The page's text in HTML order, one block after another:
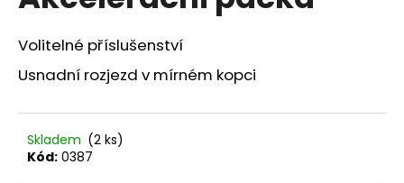
z
5
hvězdiček.
Volitelné příslušenství
Usnadní rozjezd v mírném kopci
Skladem (2 ks)
Kód: 0387
j
í
?